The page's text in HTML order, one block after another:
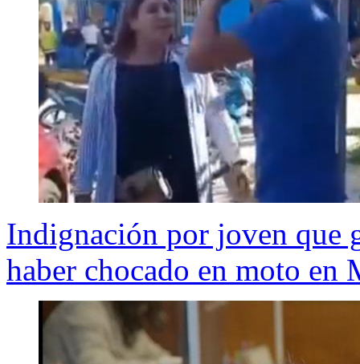
Indignación por joven que
haber chocado en moto en